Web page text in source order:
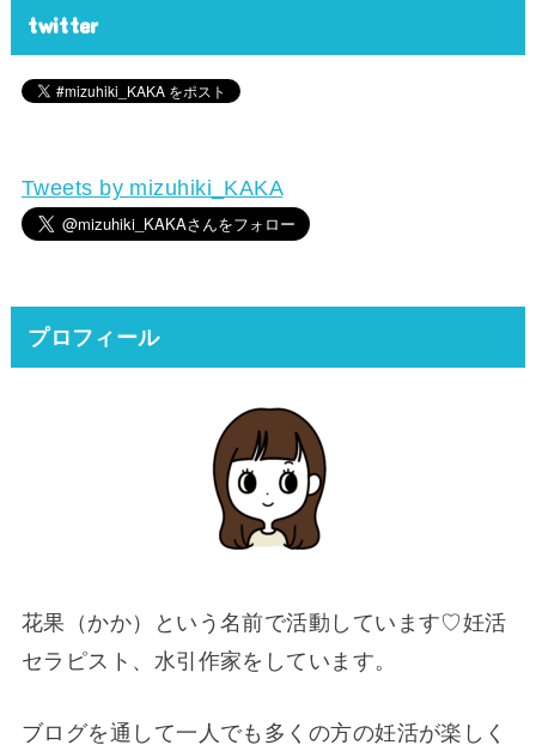
twitter
Tweets by mizuhiki_KAKA
プロフィール
花果（かか）という名前で活動しています♡妊活
セラピスト、水引作家をしています。
ブログを通して一人でも多くの方の妊活が楽しく